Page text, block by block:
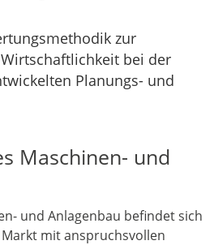
zur
bei der
Planungs- und
Maschinen- und
und Anlagenbau befindet sich
mit anspruchsvollen